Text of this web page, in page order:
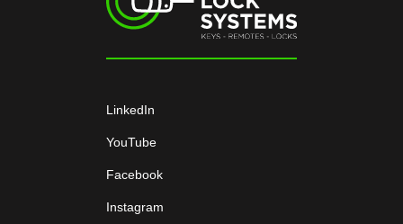
LinkedIn
YouTube
Facebook
Instagram